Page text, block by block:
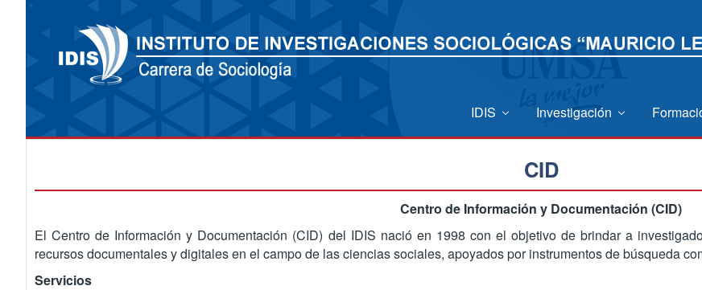
IDIS Investigación
CID
Centro de Información y Documentación (CID)
El Centro de Información y Documentación (CID) del IDIS nació en 1998 con el objetivo de brindar a
recursos documentales y digitales en el campo de las ciencias sociales, apoyados por instrumentos de búsqueda
Servicios